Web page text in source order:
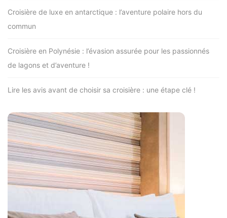
Croisière de luxe en antarctique : l’aventure polaire hors du
commun
Croisière en Polynésie : l’évasion assurée pour les passionnés
de lagons et d’aventure !
Lire les avis avant de choisir sa croisière : une étape clé !